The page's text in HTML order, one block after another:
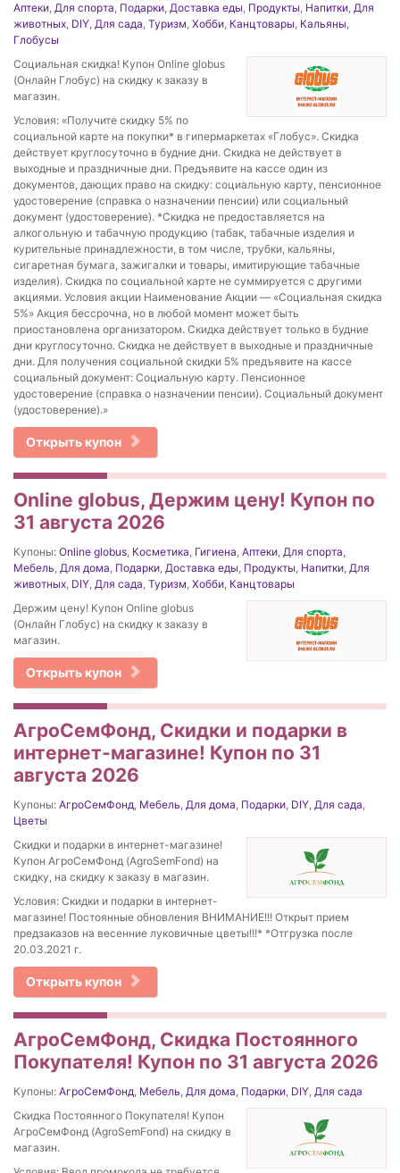
Аптеки, Для спорта, Подарки, Доставка еды, Продукты, Напитки, Для
животных, DIY, Для сада, Туризм, Хобби, Канцтовары, Кальяны,
Глобусы
Социальная скидка! Купон Online globus
(Онлайн Глобус) на скидку к заказу в
магазин.
Условия: «Получите скидку 5% по
социальной карте на покупки* в гипермаркетах «Глобус». Скидка
действует круглосуточно в будние дни. Скидка не действует в
выходные и праздничные дни. Предъявите на кассе один из
документов, дающих право на скидку: социальную карту, пенсионное
удостоверение (справка о назначении пенсии) или социальный
документ (удостоверение). *Скидка не предоставляется на
алкогольную и табачную продукцию (табак, табачные изделия и
курительные принадлежности, в том числе, трубки, кальяны,
сигаретная бумага, зажигалки и товары, имитирующие табачные
изделия). Скидка по социальной карте не суммируется с другими
акциями. Условия акции Наименование Акции — «Социальная скидка
5%» Акция бессрочна, но в любой момент может быть
приостановлена организатором. Скидка действует только в будние
дни круглосуточно. Скидка не действует в выходные и праздничные
дни. Для получения социальной скидки 5% предъявите на кассе
социальный документ: Социальную карту. Пенсионное
удостоверение (справка о назначении пенсии). Социальный документ
(удостоверение).»
Открыть купон
Online globus, Держим цену! Купон по
31 августа 2026
Купоны: Online globus, Косметика, Гигиена, Аптеки, Для спорта,
Мебель, Для дома, Подарки, Доставка еды, Продукты, Напитки, Для
животных, DIY, Для сада, Туризм, Хобби, Канцтовары
Держим цену! Купон Online globus
(Онлайн Глобус) на скидку к заказу в
магазин.
Открыть купон
АгроСемФонд, Скидки и подарки в
интернет-магазине! Купон по 31
августа 2026
Купоны: АгроСемФонд, Мебель, Для дома, Подарки, DIY, Для сада,
Цветы
Скидки и подарки в интернет-магазине!
Купон АгроСемФонд (AgroSemFond) на
скидку, на скидку к заказу в магазин.
Условия: Скидки и подарки в интернет-
магазине! Постоянные обновления ВНИМАНИЕ!!! Открыт прием
предзаказов на весенние луковичные цветы!!!* *Отгрузка после
20.03.2021 г.
Открыть купон
АгроСемФонд, Скидка Постоянного
Покупателя! Купон по 31 августа 2026
Купоны: АгроСемФонд, Мебель, Для дома, Подарки, DIY, Для сада
Скидка Постоянного Покупателя! Купон
АгроСемФонд (AgroSemFond) на скидку в
магазин.